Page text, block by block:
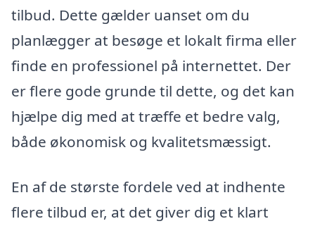
tilbud. Dette gælder uanset om du
planlægger at besøge et lokalt firma eller
finde en professionel på internettet. Der
er flere gode grunde til dette, og det kan
hjælpe dig med at træffe et bedre valg,
både økonomisk og kvalitetsmæssigt.
En af de største fordele ved at indhente
flere tilbud er, at det giver dig et klart